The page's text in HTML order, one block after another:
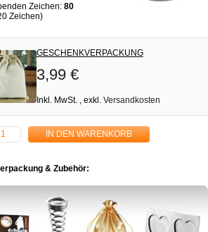
Zeichen: 80
Zeichen)
GESCHENKVERPACKUNG
3,99 €
Inkl. MwSt. exkl. Versandkosten
IN DEN WARENKORB
& Zubehör: